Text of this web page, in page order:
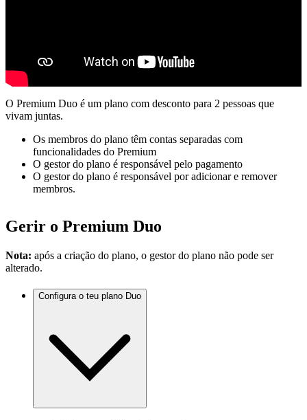
O Premium Duo é um plano com desconto para 2 pessoas que
vivam juntas.
Os membros do plano têm contas separadas com
funcionalidades do Premium
O gestor do plano é responsável pelo pagamento
O gestor do plano é responsável por adicionar e remover
membros.
Gerir o Premium Duo
Nota: após a criação do plano, o gestor do plano não pode ser
alterado.
Configura o teu plano Duo